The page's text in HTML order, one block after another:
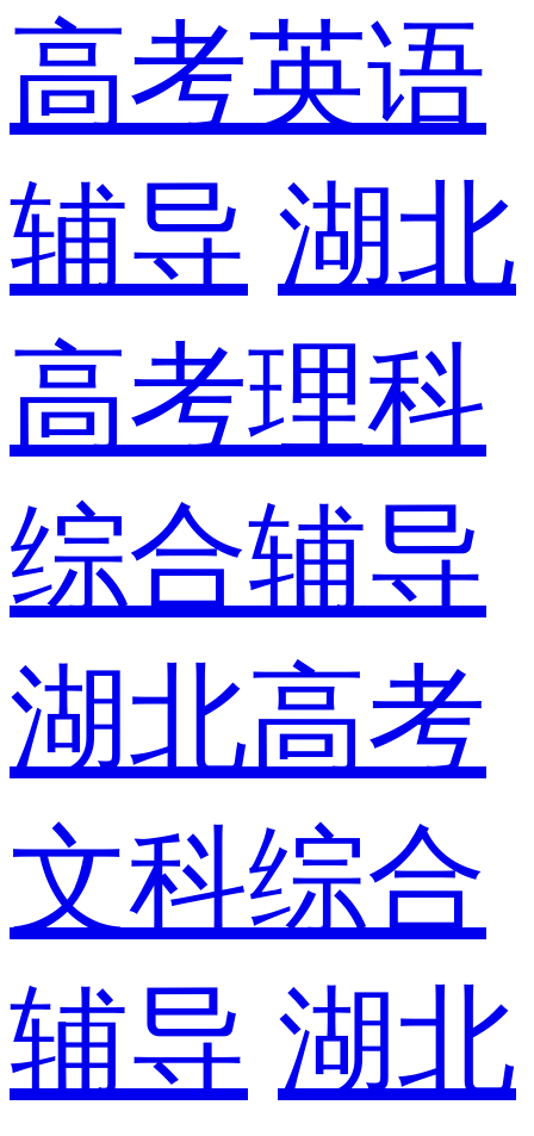
高考英语
辅导 湖北
高考理科
综合辅导
湖北高考
文科综合
辅导 湖北